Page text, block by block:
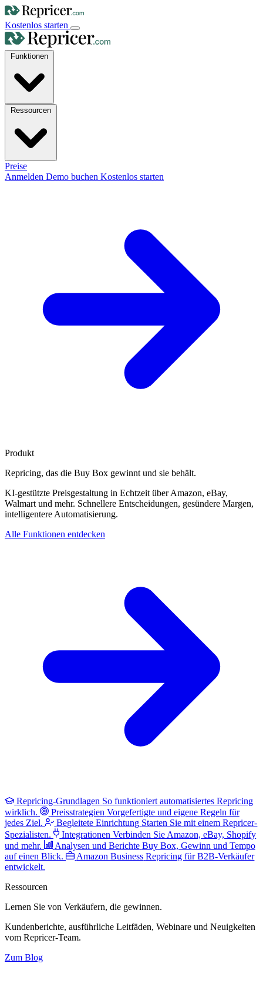
Kostenlos starten
Preise
Anmelden Demo buchen Kostenlos starten
Produkt
Repricing, das die Buy Box gewinnt und sie behält.
KI-gestützte Preisgestaltung in Echtzeit über Amazon, eBay,
Walmart und mehr. Schnellere Entscheidungen, gesündere Margen,
intelligentere Automatisierung.
Alle Funktionen entdecken
Repricing-Grundlagen So funktioniert automatisiertes Repricing
wirklich.
Preisstrategien Vorgefertigte und eigene Regeln für
jedes Ziel.
Begleitete Einrichtung Starten Sie mit einem Repricer-
Spezialisten.
Integrationen Verbinden Sie Amazon, eBay, Shopify
und mehr.
Analysen und Berichte Buy Box, Gewinn und Tempo
auf einen Blick.
Amazon Business Repricing für B2B-Verkäufer
entwickelt.
Ressourcen
Lernen Sie von Verkäufern, die gewinnen.
Kundenberichte, ausführliche Leitfäden, Webinare und Neuigkeiten
vom Repricer-Team.
Zum Blog